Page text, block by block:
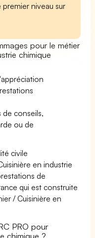
niveau sur
pour le métier
chimique
de conseils,
ou de
civile
en industrie
de
qui est construite
/ Cuisinière en
PRO pour
chimique ?